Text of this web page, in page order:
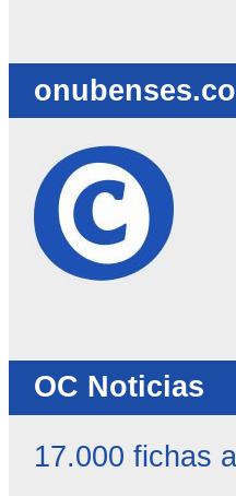
OC Noticias
17.000 fichas